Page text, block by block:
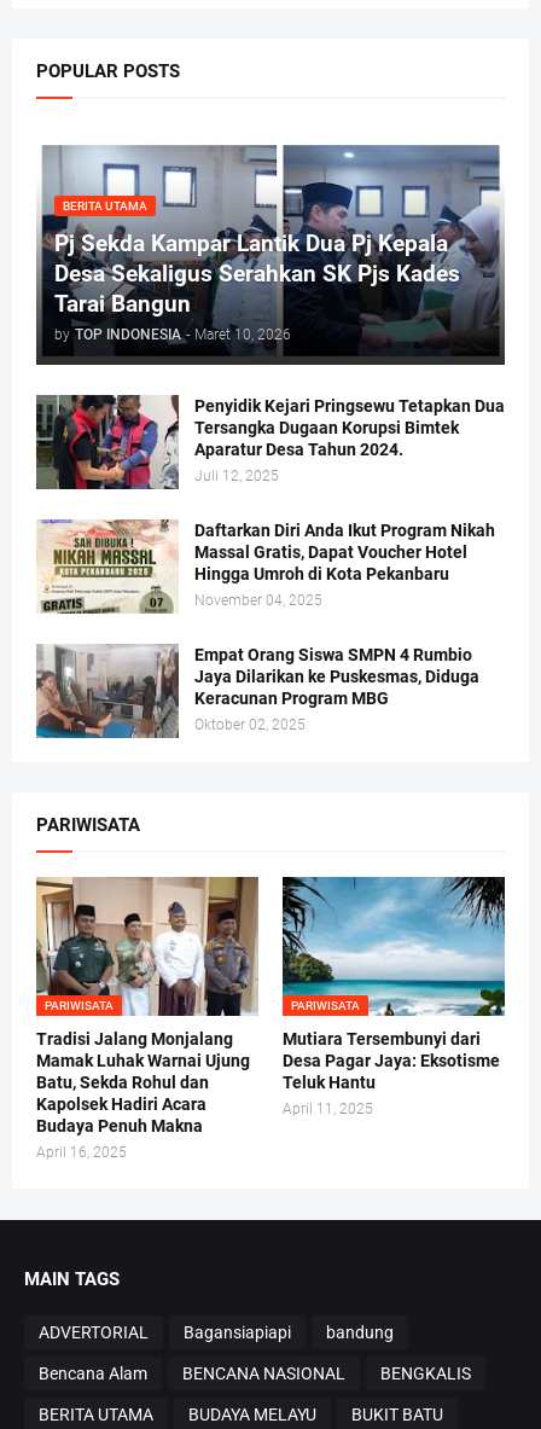
POPULAR POSTS
BERITA UTAMA
Pj Sekda Kampar Lantik Dua Pj Kepala
Desa Sekaligus Serahkan SK Pjs Kades
Tarai Bangun
by TOP INDONESIA - Maret 10, 2026
Penyidik Kejari Pringsewu Tetapkan Dua
Tersangka Dugaan Korupsi Bimtek
Aparatur Desa Tahun 2024.
Juli 12, 2025
Daftarkan Diri Anda Ikut Program Nikah
Massal Gratis, Dapat Voucher Hotel
Hingga Umroh di Kota Pekanbaru
November 04, 2025
Empat Orang Siswa SMPN 4 Rumbio
Jaya Dilarikan ke Puskesmas, Diduga
Keracunan Program MBG
Oktober 02, 2025
PARIWISATA
PARIWISATA
Tradisi Jalang Monjalang
Mamak Luhak Warnai Ujung
Batu, Sekda Rohul dan
Kapolsek Hadiri Acara
Budaya Penuh Makna
April 16, 2025
PARIWISATA
Mutiara Tersembunyi dari
Desa Pagar Jaya: Eksotisme
Teluk Hantu
April 11, 2025
MAIN TAGS
ADVERTORIAL Bagansiapiapi bandung
Bencana Alam BENCANA NASIONAL BENGKALIS
BERITA UTAMA BUDAYA MELAYU BUKIT BATU